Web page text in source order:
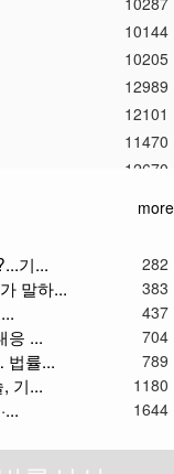
10144
10205
12989
12101
11470
12670
11617
11573
11866
11113
11037
11272
11221
12176
more
기... 282
말하... 383
437
응 ... 704
법률... 789
기... 1180
1644